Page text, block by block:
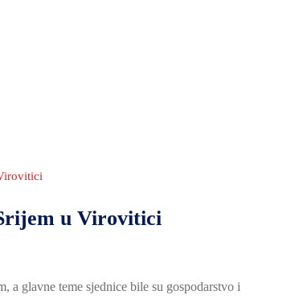
u Virovitici
glavne teme sjednice bile su gospodarstvo i